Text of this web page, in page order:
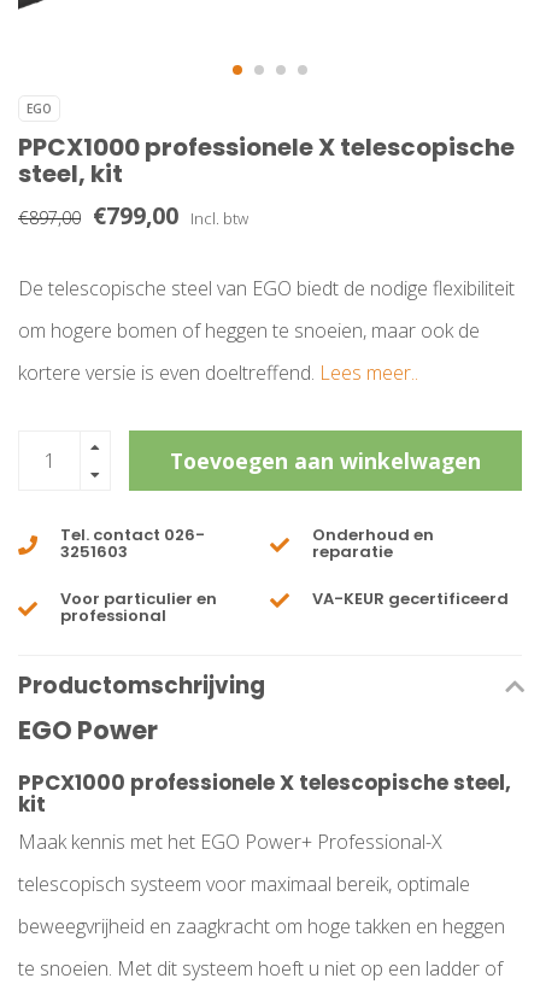
EGO
PPCX1000 professionele X telescopische
steel, kit
€897,00 €799,00 Incl. btw
De telescopische steel van EGO biedt de nodige flexibiliteit
om hogere bomen of heggen te snoeien, maar ook de
kortere versie is even doeltreffend. Lees meer..
Toevoegen aan winkelwagen
Tel. contact 026-
3251603
Onderhoud en
reparatie
Voor particulier en
professional
VA-KEUR gecertificeerd
Productomschrijving
EGO Power
PPCX1000 professionele X telescopische steel,
kit
Maak kennis met het EGO Power+ Professional-X
telescopisch systeem voor maximaal bereik, optimale
beweegvrijheid en zaagkracht om hoge takken en heggen
te snoeien. Met dit systeem hoeft u niet op een ladder of